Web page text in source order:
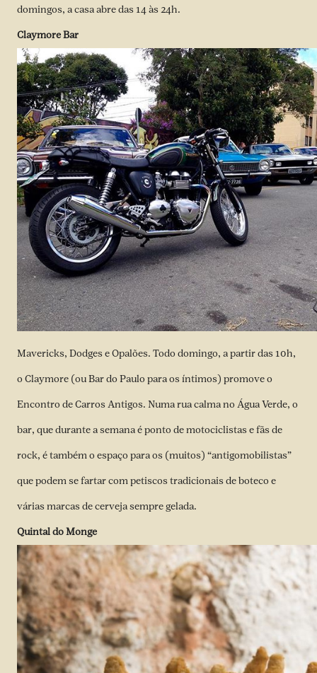
domingos, a casa abre das 14 às 24h.
Claymore Bar
Mavericks, Dodges e Opalões. Todo domingo, a partir das 10h,
o Claymore (ou Bar do Paulo para os íntimos) promove o
Encontro de Carros Antigos. Numa rua calma no Água Verde, o
bar, que durante a semana é ponto de motociclistas e fãs de
rock, é também o espaço para os (muitos) “antigomobilistas”
que podem se fartar com petiscos tradicionais de boteco e
várias marcas de cerveja sempre gelada.
Quintal do Monge